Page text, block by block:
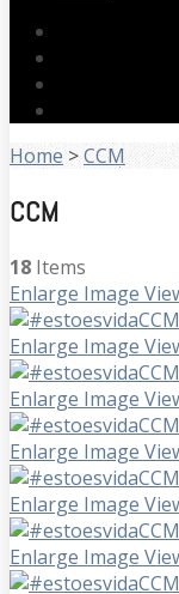
Home>CCM
CCM
18 Items
Enlarge Image
Enlarge Image
Enlarge Image
Enlarge Image
Enlarge Image
Enlarge Image